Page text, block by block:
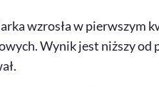
wzrosła w pierwszym
Wynik jest niższy od